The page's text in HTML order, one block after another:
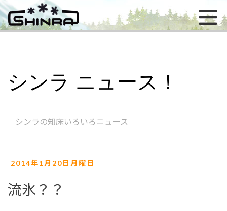
シンラ ニュース！
シンラの知床いろいろニュース
2014年1月20日月曜日
流氷？？